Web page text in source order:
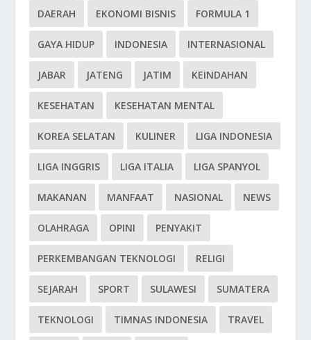
DAERAH EKONOMI BISNIS FORMULA 1
GAYA HIDUP INDONESIA INTERNASIONAL
JABAR JATENG JATIM KEINDAHAN
KESEHATAN KESEHATAN MENTAL
KOREA SELATAN KULINER LIGA INDONESIA
LIGA INGGRIS LIGA ITALIA LIGA SPANYOL
MAKANAN MANFAAT NASIONAL NEWS
OLAHRAGA OPINI PENYAKIT
PERKEMBANGAN TEKNOLOGI RELIGI
SEJARAH SPORT SULAWESI SUMATERA
TEKNOLOGI TIMNAS INDONESIA TRAVEL